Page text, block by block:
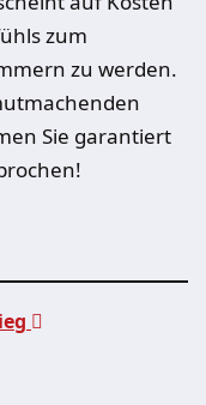
zum
zu werden.
Sie garantiert